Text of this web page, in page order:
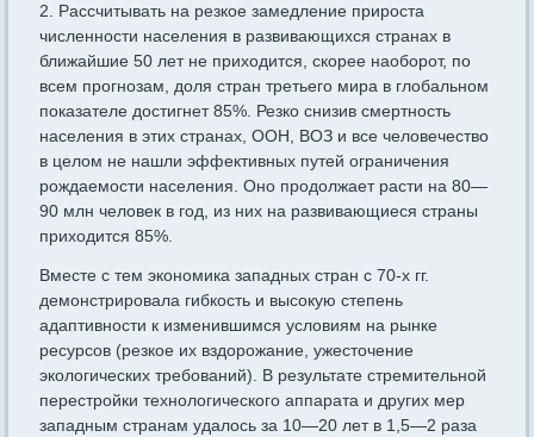
2. Рассчитывать на резкое замедление прироста
численности на­селения в развивающихся странах в
ближайшие 50 лет не прихо­дится, скорее наоборот, по
всем прогнозам, доля стран третьего мира в глобальном
показателе достигнет 85%. Резко снизив смерт­ность
населения в этих странах, ООН, ВОЗ и все человечество
в целом не нашли эффективных путей ограничения
рождаемости на­селения. Оно продолжает расти на 80—
90 млн человек в год, из них на развивающиеся страны
приходится 85%.
Вместе с тем экономика западных стран с 70-х гг.
демонстриро­вала гибкость и высокую степень
адаптивности к изменившимся условиям на рынке
ресурсов (резкое их вздорожание, ужесточение
экологических требований). В результате стремительной
перестройки технологического аппарата и других мер
западным странам удалось за 10—20 лет в 1,5—2 раза